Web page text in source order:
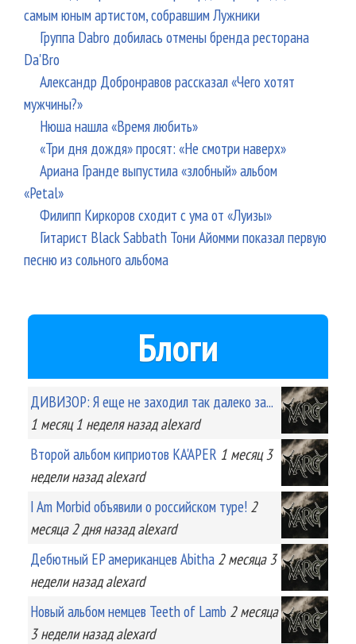
самым юным артистом, собравшим Лужники
Группа Dabro добилась отмены бренда ресторана
Da'Bro
Александр Добронравов рассказал «Чего хотят
мужчины?»
Нюша нашла «Время любить»
«Три дня дождя» просят: «Не смотри наверх»
Ариана Гранде выпустила «злобный» альбом
«Petal»
Филипп Киркоров сходит с ума от «Луизы»
Гитарист Black Sabbath Тони Айомми показал первую
песню из сольного альбома
Блоги
ДИВИЗОР: Я еще не заходил так далеко за...
1 месяц 1 неделяназад alexard
Второй альбом киприотов KA'APER 1 месяц 3
неделиназад alexard
I Am Morbid объявили о российском туре! 2
месяца 2 дняназад alexard
Дебютный EP американцев Abitha 2 месяца 3
неделиназад alexard
Новый альбом немцев Teeth of Lamb 2 месяца
3 неделиназад alexard